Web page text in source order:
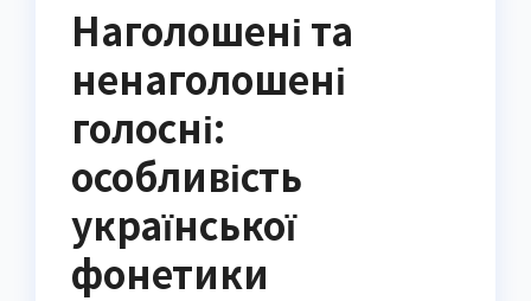
Наголошені та
ненаголошені
голосні:
особливість
української
фонетики